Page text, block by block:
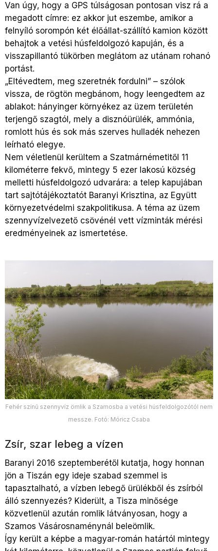
Van úgy, hogy a GPS túlságosan pontosan visz rá a
megadott címre: ez akkor jut eszembe, amikor a
felnyíló sorompón két élőállat-szállító kamion között
behajtok a vetési húsfeldolgozó kapuján, és a
visszapillantó tükörben meglátom az utánam rohanó
portást.
„Eltévedtem, meg szeretnék fordulni” – szólok
vissza, de rögtön megbánom, hogy leengedtem az
ablakot: hányinger környékez az üzem területén
terjengő szagtól, mely a disznóürülék, ammónia,
romlott hús és sok más szerves hulladék nehezen
leírható elegye.
Nem véletlenül kerültem a Szatmárnémetitől 11
kilométerre fekvő, mintegy 5 ezer lakosú község
melletti húsfeldolgozó udvarára: a telep kapujában
tart sajtótájékoztatót Baranyi Krisztina, az Együtt
környezetvédelmi szakpolitikusa. A téma az üzem
szennyvízelvezető csövénél vett vízminták mérési
eredményeinek az ismertetése.
Fehér színű szennyvíz ömlik a Szamosba a vetési húsfeldolgozótól nem
messze. Fotó: Móricz Csaba
Zsír, szar lebeg a vízen
Baranyi 2016 szeptemberétől kutatja, hogy honnan
jön a Tiszán egy ideje szabad szemmel is
tapasztalható, a vízben lebegő ürülékből és zsírból
álló szennyezés? Kiderült, a Tisza minősége
közvetlenül azután romlik látványosan, hogy a
Szamos Vásárosnaménynál beleömlik.
Így került a képbe a magyar-román határtól mintegy